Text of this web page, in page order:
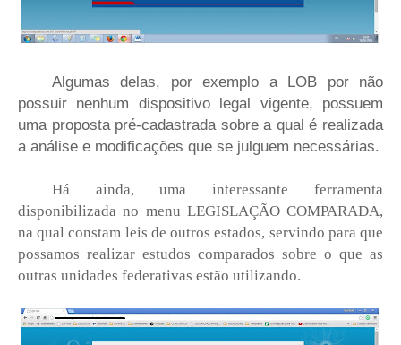
Algumas delas, por exemplo a LOB por não
possuir nenhum dispositivo legal vigente, possuem
uma proposta pré-cadastrada sobre a qual é realizada
a análise e modificações que se julguem necessárias.
Há ainda, uma interessante ferramenta
disponibilizada no menu LEGISLAÇÃO COMPARADA,
na qual constam leis de outros estados, servindo para que
possamos realizar estudos comparados sobre o que as
outras unidades federativas estão utilizando.